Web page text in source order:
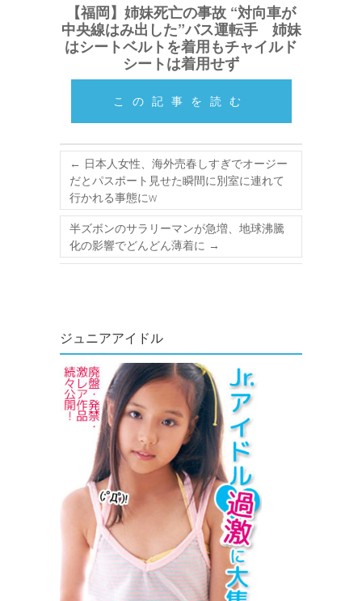
【福岡】姉妹死亡の事故 “対向車が
中央線はみ出した”バス運転手 姉妹
はシートベルトを着用もチャイルド
シートは着用せず
この記事を読む
← 日本人女性、海外売春しすぎでオージー
だとパスポート見せた瞬間に別室に連れて
行かれる事態にw
半ズボンのサラリーマンが急増、地球沸騰
化の影響でどんどん薄着に →
ジュニアアイドル